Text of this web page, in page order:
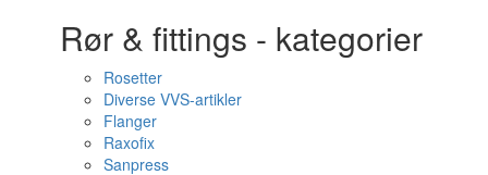
Rør & fittings - kategorier
Rosetter
Diverse VVS-artikler
Flanger
Raxofix
Sanpress